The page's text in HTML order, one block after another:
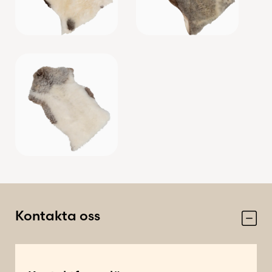
Användning Sitt- eller liggunderlag
Impregnerat
Kontakta oss